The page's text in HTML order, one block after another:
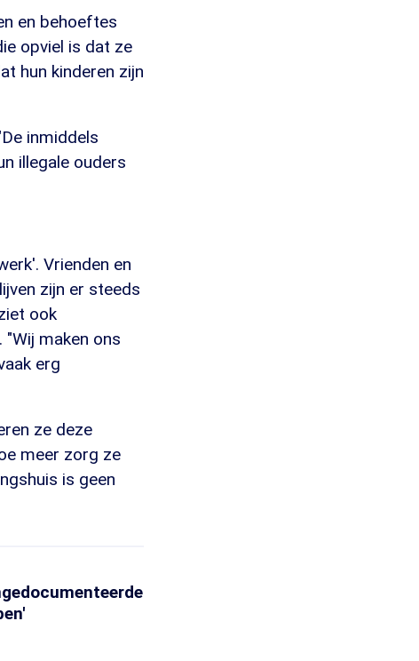
en behoeftes
opviel is dat ze
hun kinderen zijn
inmiddels
illegale ouders
Vrienden en
zijn er steeds
ook
maken ons
erg
ze deze
meer zorg ze
is geen